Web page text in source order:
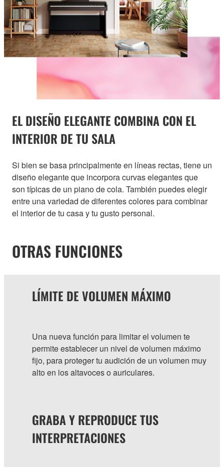
EL DISEÑO ELEGANTE COMBINA CON EL
INTERIOR DE TU SALA
Si bien se basa principalmente en líneas rectas, tiene un
diseño elegante que incorpora curvas elegantes que
son típicas de un piano de cola. También puedes elegir
entre una variedad de diferentes colores para combinar
el interior de tu casa y tu gusto personal.
OTRAS FUNCIONES
LÍMITE DE VOLUMEN MÁXIMO
Una nueva función para limitar el volumen te
permite establecer un nivel de volumen máximo
fijo, para proteger tu audición de un volumen muy
alto en los altavoces o auriculares.
GRABA Y REPRODUCE TUS
INTERPRETACIONES